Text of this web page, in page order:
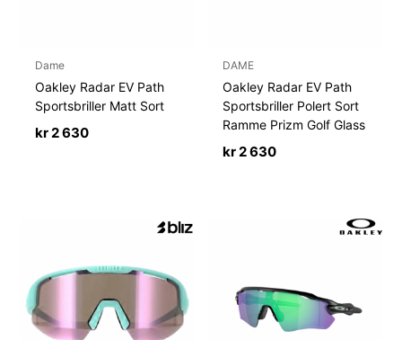
Dame
Oakley Radar EV Path
Sportsbriller Matt Sort
kr2 630
DAME
Oakley Radar EV Path
Sportsbriller Polert Sort
Ramme Prizm Golf Glass
kr2 630